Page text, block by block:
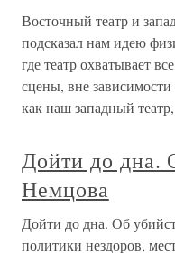
Восточный театр и
подсказал нам идею
где театр охватывает
сцены, вне зависимости
как наш западный
Дойти до дна.
Немцова
Дойти до дна. Об
политики нездоров,